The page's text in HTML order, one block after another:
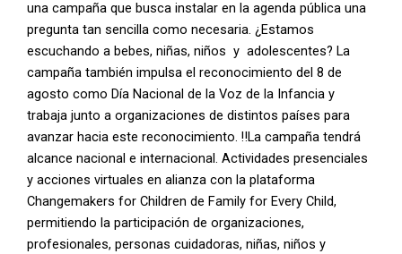
una campaña que busca instalar en la agenda pública una
pregunta tan sencilla como necesaria. ¿Estamos
escuchando a bebes, niñas, niños y adolescentes? La
campaña también impulsa el reconocimiento del 8 de
agosto como Día Nacional de la Voz de la Infancia y
trabaja junto a organizaciones de distintos países para
avanzar hacia este reconocimiento. ‼️La campaña tendrá
alcance nacional e internacional. Actividades presenciales
y acciones virtuales en alianza con la plataforma
Changemakers for Children de Family for Every Child,
permitiendo la participación de organizaciones,
profesionales, personas cuidadoras, niñas, niños y